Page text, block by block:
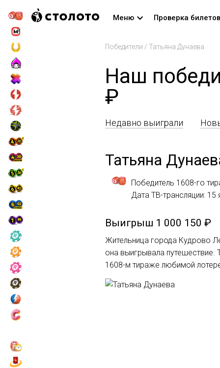
Меню Проверка билетов
Победители / Татьяна Дунаева
Наш
₽
Недавно выиграли
Татьяна
Победитель 1608-го
Дата ТВ-трансляции: 15
Выигрыш 1 000 150 ₽
Жительница города Кудрово
она выигрывала путешествие.
1608-м тираже любимой